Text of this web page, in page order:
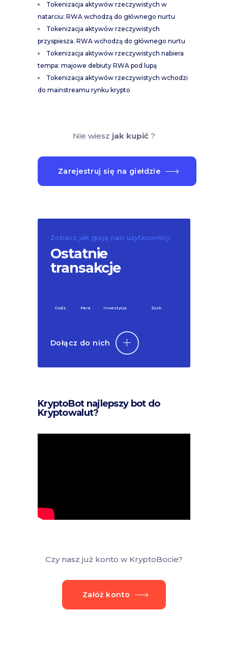
Tokenizacja aktywów rzeczywistych w
natarciu: RWA wchodzą do głównego nurtu
Tokenizacja aktywów rzeczywistych
przyspiesza. RWA wchodzą do głównego nurtu
Tokenizacja aktywów rzeczywistych nabiera
tempa: majowe debiuty RWA pod lupą
Tokenizacja aktywów rzeczywistych wchodzi
do mainstreamu rynku krypto
Nie wiesz jak kupić?
Zarejestruj się na giełdzie
Zobacz jak grają nasi użytkownicy
Ostatnie
transakcje
Godz. Para Inwestycja Zysk
Dołącz do nich
KryptoBot najlepszy bot do
Kryptowalut?
Czy nasz już konto w KryptoBocie?
Załóż konto